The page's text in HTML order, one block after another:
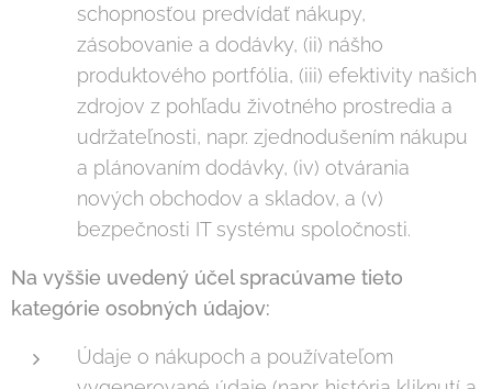
schopnosťou predvídať nákupy,
zásobovanie a dodávky, (ii) nášho
produktového portfólia, (iii) efektivity našich
zdrojov z pohľadu životného prostredia a
udržateľnosti, napr. zjednodušením nákupu
a plánovaním dodávky, (iv) otvárania
nových obchodov a skladov, a (v)
bezpečnosti IT systému spoločnosti.
Na vyššie uvedený účel spracúvame tieto
kategórie osobných údajov:
Údaje o nákupoch a používateľom